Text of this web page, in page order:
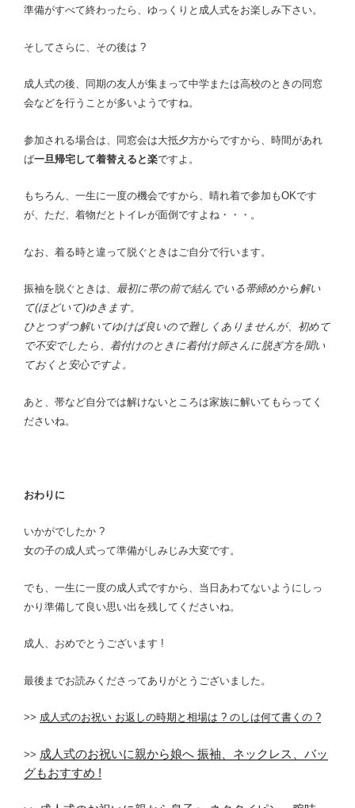
準備がすべて終わったら、ゆっくりと成人式をお楽しみ下さい。
そしてさらに、その後は ?
成人式の後、同期の友人が集まって中学または高校のときの同窓
会などを行うことが多いようですね。
参加される場合は、同窓会は大抵夕方からですから、時間があれ
ば一旦帰宅して着替えると楽ですよ。
もちろん、一生に一度の機会ですから、晴れ着で参加もOKです
が、ただ、着物だとトイレが面倒ですよね・・・。
なお、着る時と違って脱ぐときはご自分で行います。
振袖を脱ぐときは、 最初に帯の前で結んでいる帯締めから解い
て(ほどいて)ゆきます。
ひとつずつ解いてゆけば良いので難しくありませんが、初めて
で不安でしたら、 着付けのときに着付け師さんに脱ぎ方を聞い
ておくと安心ですよ。
あと、帯など自分では解けないところは家族に解いてもらってく
ださいね。
おわりに
いかがでしたか ?
女の子の成人式って準備がしみじみ大変です。
でも、一生に一度の成人式ですから、当日あわてないようにしっ
かり準備して良い思い出を残してくださいね。
成人、おめでとうございます !
最後までお読みくださってありがとうございました。
>> 成人式のお祝い お返しの時期と相場は ? のしは何て書くの ?
>> 成人式のお祝いに親から娘へ 振袖、ネックレス、バッ
グもおすすめ !